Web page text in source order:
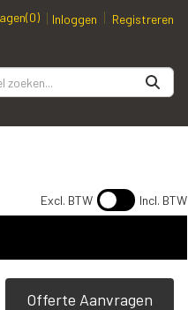
(0) Inloggen Registreren
Excl. BTW Incl. BTW
Offerte Aanvragen